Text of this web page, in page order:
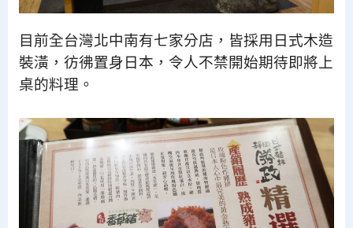
目前全台灣北中南有七家分店，皆採用日式木造
裝潢，彷彿置身日本，令人不禁開始期待即將上
桌的料理。